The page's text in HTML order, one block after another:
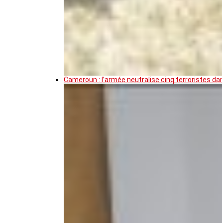
Cameroun : l’armée neutralise cinq terroristes